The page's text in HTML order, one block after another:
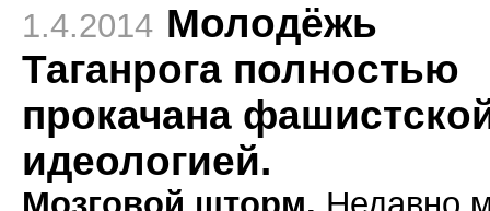
1.4.2014 Молодёжь
Таганрога полностью
прокачана
идеологией.
Мозговой шторм. Недавно